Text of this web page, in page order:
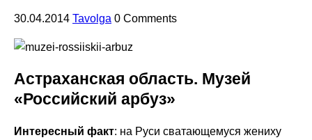
30.04.2014 Tavolga 0 Comments
Астраханская область. Музей
«Российский арбуз»
Интересный факт: на Руси сватающемуся жениху